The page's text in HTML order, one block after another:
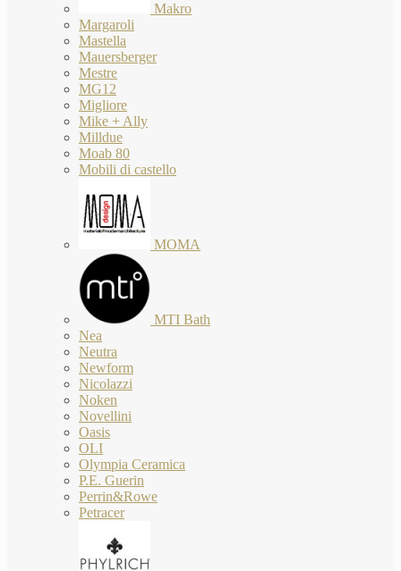
Makro
Margaroli
Mastella
Mauersberger
Mestre
MG12
Migliore
Mike + Ally
Milldue
Moab 80
Mobili di castello
MOMA
MTI Bath
Nea
Neutra
Newform
Nicolazzi
Noken
Novellini
Oasis
OLI
Olympia Ceramica
P.E. Guerin
Perrin&Rowe
Petracer